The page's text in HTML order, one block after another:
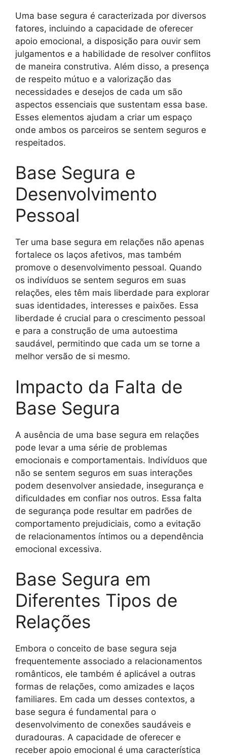
Uma base segura é caracterizada por diversos
fatores, incluindo a capacidade de oferecer
apoio emocional, a disposição para ouvir sem
julgamentos e a habilidade de resolver conflitos
de maneira construtiva. Além disso, a presença
de respeito mútuo e a valorização das
necessidades e desejos de cada um são
aspectos essenciais que sustentam essa base.
Esses elementos ajudam a criar um espaço
onde ambos os parceiros se sentem seguros e
respeitados.
Base Segura e
Desenvolvimento
Pessoal
Ter uma base segura em relações não apenas
fortalece os laços afetivos, mas também
promove o desenvolvimento pessoal. Quando
os indivíduos se sentem seguros em suas
relações, eles têm mais liberdade para explorar
suas identidades, interesses e paixões. Essa
liberdade é crucial para o crescimento pessoal
e para a construção de uma autoestima
saudável, permitindo que cada um se torne a
melhor versão de si mesmo.
Impacto da Falta de
Base Segura
A ausência de uma base segura em relações
pode levar a uma série de problemas
emocionais e comportamentais. Indivíduos que
não se sentem seguros em suas interações
podem desenvolver ansiedade, insegurança e
dificuldades em confiar nos outros. Essa falta
de segurança pode resultar em padrões de
comportamento prejudiciais, como a evitação
de relacionamentos íntimos ou a dependência
emocional excessiva.
Base Segura em
Diferentes Tipos de
Relações
Embora o conceito de base segura seja
frequentemente associado a relacionamentos
românticos, ele também é aplicável a outras
formas de relações, como amizades e laços
familiares. Em cada um desses contextos, a
base segura é fundamental para o
desenvolvimento de conexões saudáveis e
duradouras. A capacidade de oferecer e
receber apoio emocional é uma característica